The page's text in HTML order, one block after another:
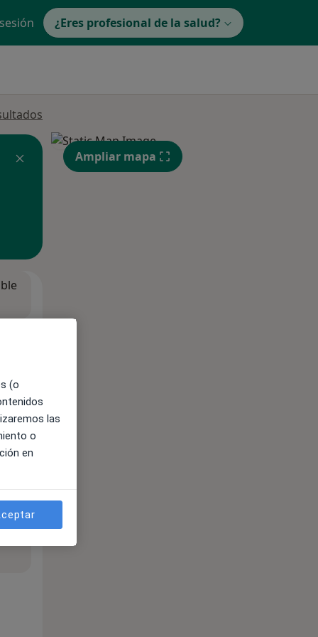
¿Eres profesional de la salud?
Ampliar mapa
(o
las
o
en